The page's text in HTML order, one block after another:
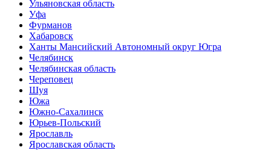
Ульяновская область
Уфа
Фурманов
Хабаровск
Ханты Мансийский Автономный округ Югра
Челябинск
Челябинская область
Череповец
Шуя
Южа
Южно-Сахалинск
Юрьев-Польский
Ярославль
Ярославская область